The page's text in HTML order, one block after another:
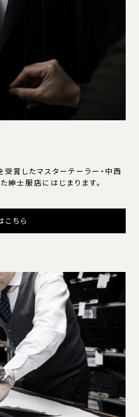
賞したマスターテーラー・中西
士服店にはじまります。
こちら